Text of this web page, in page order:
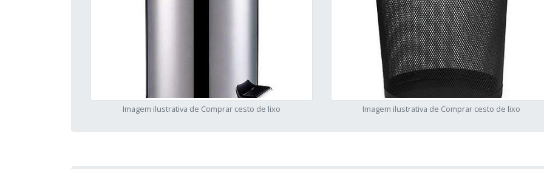
Imagem ilustrativa de Comprar cesto de lixo Imagem ilustrativa de Comprar cesto de lixo